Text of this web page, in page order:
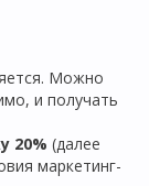
Можно
и получать
20% (далее
маркетинг-